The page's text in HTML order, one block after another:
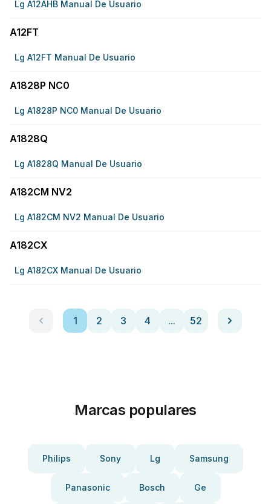
Lg A12AHB Manual De Usuario
A12FT
Lg A12FT Manual De Usuario
A1828P NC0
Lg A1828P NC0 Manual De Usuario
A1828Q
Lg A1828Q Manual De Usuario
A182CM NV2
Lg A182CM NV2 Manual De Usuario
A182CX
Lg A182CX Manual De Usuario
1 2 3 4 ... 52
Marcas populares
Philips Sony Lg Samsung
Panasonic Bosch Ge